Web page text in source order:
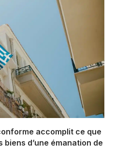
accomplit ce que
d’une émanation de